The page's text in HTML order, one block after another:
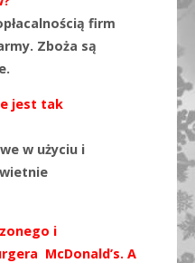
firm
Zboża są
jest tak
w użyciu i
i
McDonald’s. A